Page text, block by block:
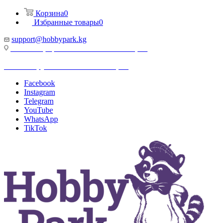
Корзина0
Избранные товары0
support@hobbypark.kg
Facebook
Instagram
Telegram
YouTube
WhatsApp
TikTok